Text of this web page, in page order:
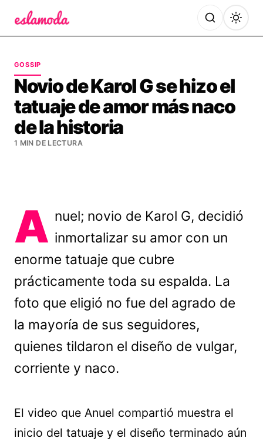
GOSSIP
Novio de Karol G se hizo el
tatuaje de amor más naco
de la historia
1 MIN DE LECTURA
A nuel; novio de Karol G, decidió
inmortalizar su amor con un
enorme tatuaje que cubre
prácticamente toda su espalda. La
foto que eligió no fue del agrado de
la mayoría de sus seguidores,
quienes tildaron el diseño de vulgar,
corriente y naco.
El video que Anuel compartió muestra el
inicio del tatuaje y el diseño terminado aún